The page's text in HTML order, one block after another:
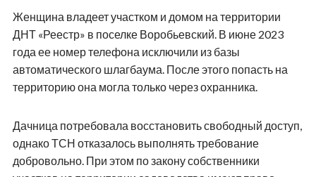
Женщина владеет участком и домом на территории
ДНТ «Реестр» в поселке Воробьевский. В июне 2023
года ее номер телефона исключили из базы
автоматического шлагбаума. После этого попасть на
территорию она могла только через охранника.
Дачница потребовала восстановить свободный доступ,
однако ТСН отказалось выполнять требование
добровольно. При этом по закону собственники